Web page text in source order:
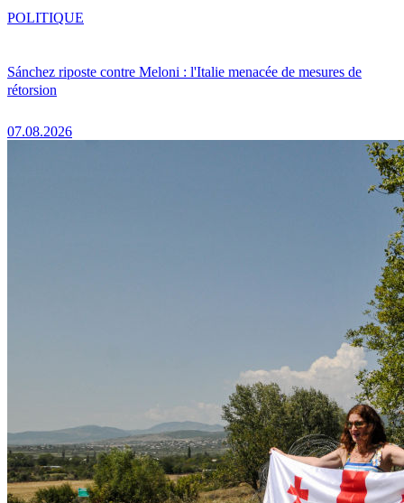
Sánchez riposte contre Meloni : l'Italie menacée de mesures de
rétorsion
07.08.2026
POLITIQUE